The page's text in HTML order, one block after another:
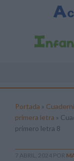
Portada »
primera letra »
primero letra 8
7 ABRIL, 2024 POR